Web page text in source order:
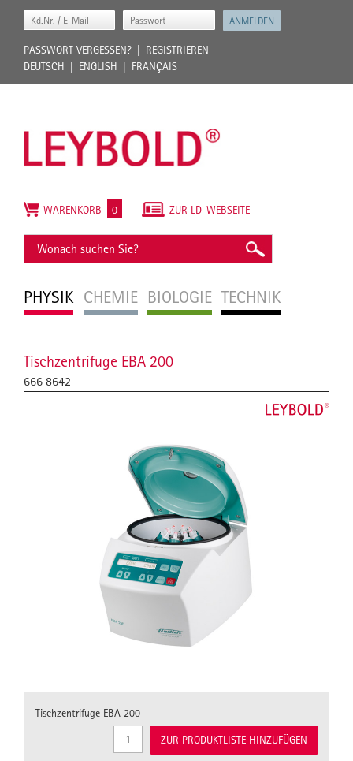
PASSWORT VERGESSEN?
REGISTRIEREN
DEUTSCH
ENGLISH FRANÇAIS
PHYSIK CHEMIE BIOLOGIE TECHNIK
ZUR LD-WEBSEITE
WARENKORB 0
Tischzentrifuge EBA 200
666 8642
Tischzentrifuge EBA 200
ZUR PRODUKTLISTE HINZUFÜGEN